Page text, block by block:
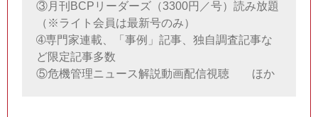
③月刊BCPリーダーズ（3300円／号）読み放題
（※ライト会員は最新号のみ）
➃専門家連載、「事例」記事、独自調査記事な
ど限定記事多数
⑤危機管理ニュース解説動画配信視聴 ほか